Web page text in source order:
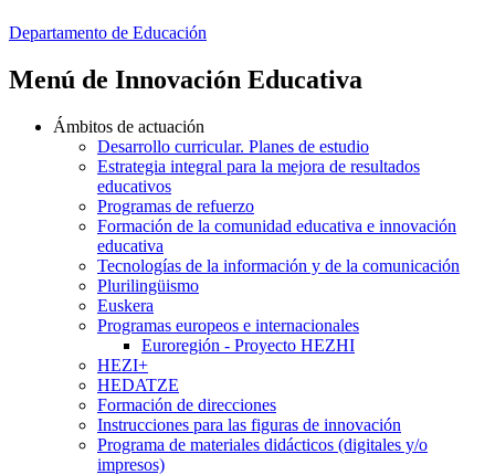
Departamento de Educación
Menú de Innovación Educativa
Ámbitos de actuación
Desarrollo curricular. Planes de estudio
Estrategia integral para la mejora de resultados
educativos
Programas de refuerzo
Formación de la comunidad educativa e innovación
educativa
Tecnologías de la información y de la comunicación
Plurilingüismo
Euskera
Programas europeos e internacionales
Euroregión - Proyecto HEZHI
HEZI+
HEDATZE
Formación de direcciones
Instrucciones para las figuras de innovación
Programa de materiales didácticos (digitales y/o
impresos)